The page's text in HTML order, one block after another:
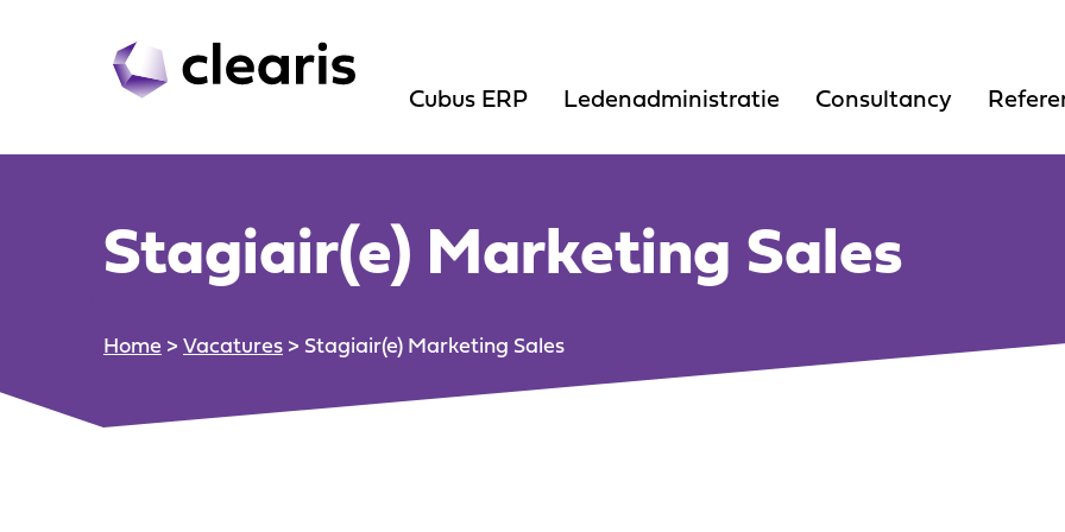
Cubus ERP
Dienstverlening
Bouw
Ledenadministratie Consultancy
Groothandel
Bouw
Stagiair(e) Marketing Sales
Home > Vacatures > Stagiair(e) Marketing Sales